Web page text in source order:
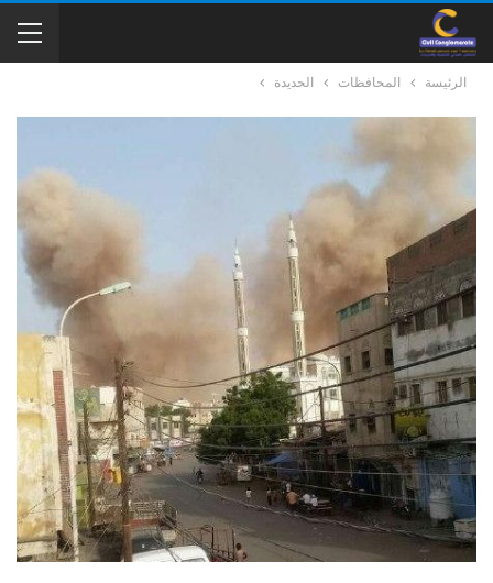
الرئيسة المحافظات الحديدة